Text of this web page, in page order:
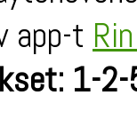
app-t
1-